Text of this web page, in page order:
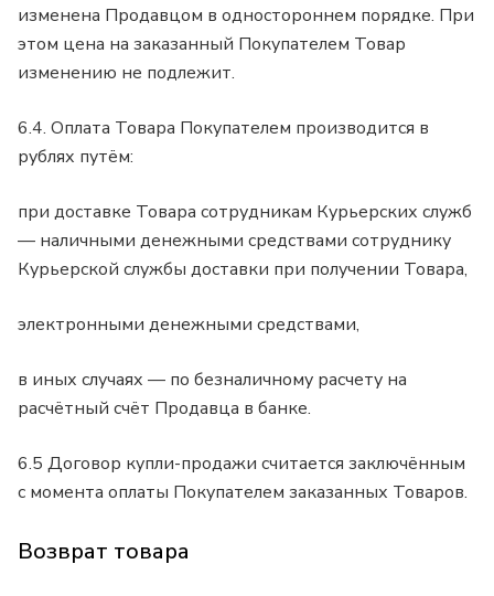
изменена Продавцом в одностороннем порядке. При
этом цена на заказанный Покупателем Товар
изменению не подлежит.
6.4. Оплата Товара Покупателем производится в
рублях путём:
при доставке Товара сотрудникам Курьерских служб
— наличными денежными средствами сотруднику
Курьерской службы доставки при получении Товара,
электронными денежными средствами,
в иных случаях — по безналичному расчету на
расчётный счёт Продавца в банке.
6.5 Договор купли-продажи считается заключённым
с момента оплаты Покупателем заказанных Товаров.
Возврат товара